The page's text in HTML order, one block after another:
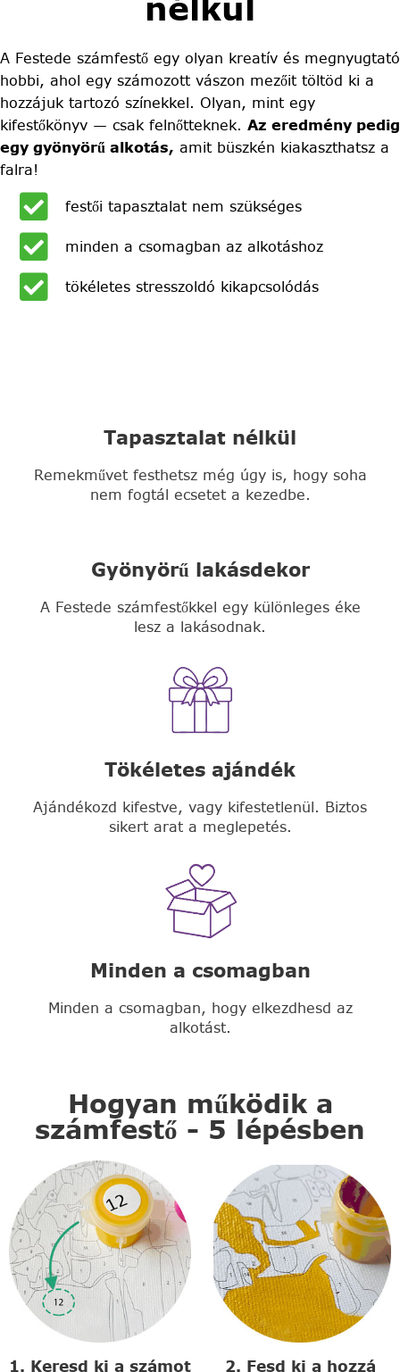
A Festede számfestő egy olyan kreatív és megnyugtató
hobbi, ahol egy számozott vászon mezőit töltöd ki a
hozzájuk tartozó színekkel. Olyan, mint egy
kifestőkönyv — csak felnőtteknek. Az eredmény pedig
egy gyönyörű alkotás, amit büszkén kiakaszthatsz a
falra!
festői tapasztalat nem szükséges
minden a csomagban az alkotáshoz
tökéletes stresszoldó kikapcsolódás
Tapasztalat nélkül
Remekművet festhetsz még úgy is, hogy soha
nem fogtál ecsetet a kezedbe.
Gyönyörű lakásdekor
A Festede számfestőkkel egy különleges éke
lesz a lakásodnak.
Tökéletes ajándék
Ajándékozd kifestve, vagy kifestetlenül. Biztos
sikert arat a meglepetés.
Minden a csomagban
Minden a csomagban, hogy elkezdhesd az
alkotást.
Hogyan működik a
számfestő - 5 lépésben
1. Keresd ki a számot 2. Fesd ki a hozzá